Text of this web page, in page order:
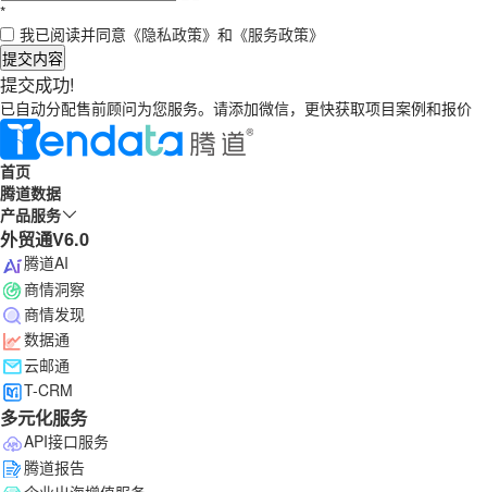
*
我已阅读并同意 《隐私政策》 和 《服务政策》
提交内容
提交成功!
已自动分配售前顾问为您服务。请添加微信，更快获取项目案例和报价
首页
腾道数据
产品服务
外贸通V6.0
腾道AI
商情洞察
商情发现
数据通
云邮通
T-CRM
多元化服务
API接口服务
腾道报告